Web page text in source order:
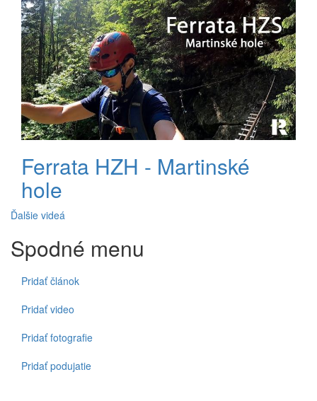
Ferrata HZH - Martinské
hole
Ďalšie videá
Spodné menu
Pridať článok
Pridať video
Pridať fotografie
Pridať podujatie